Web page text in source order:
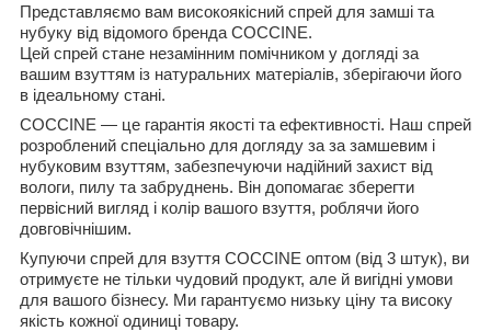
Представляємо вам високоякісний спрей для замші та
нубуку від відомого бренда COCCINE.
Цей спрей стане незамінним помічником у догляді за
вашим взуттям із натуральних матеріалів, зберігаючи його
в ідеальному стані.
COCCINE — це гарантія якості та ефективності. Наш спрей
розроблений спеціально для догляду за за замшевим і
нубуковим взуттям, забезпечуючи надійний захист від
вологи, пилу та забруднень. Він допомагає зберегти
первісний вигляд і колір вашого взуття, роблячи його
довговічнішим.
Купуючи спрей для взуття COCCINE оптом (від 3 штук), ви
отримуєте не тільки чудовий продукт, але й вигідні умови
для вашого бізнесу. Ми гарантуємо низьку ціну та високу
якість кожної одиниці товару.